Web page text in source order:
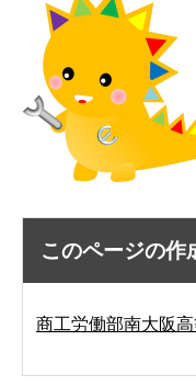
このページの作
商工労働部南大阪